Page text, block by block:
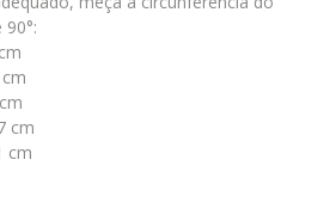
cm
cm